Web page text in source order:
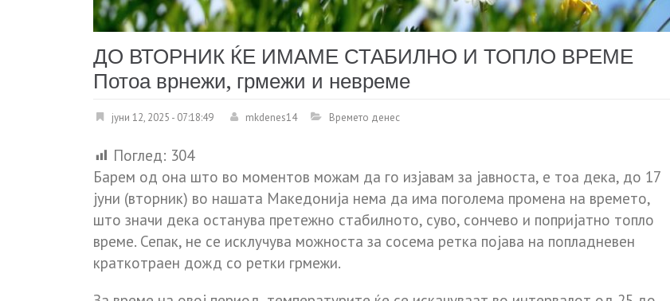
ДО ВТОРНИК ЌЕ ИМАМЕ СТАБИЛНО И ТОПЛО ВРЕМЕ
Потоа врнежи, грмежи и невреме
јуни 12, 2025 - 07:18:49 mkdenes14 Времето денес
Поглед: 304
Бaрем од она што во моментов можам да го изјавам за јавноста, е тоа дека, до 17
јуни (вторник) во нашата Македонија нема да има поголема промена на времето,
што значи дека останува претежно стабилното, суво, сончево и попријатно топло
време. Сепак, не се исклучува можноста за сосема ретка појава на попладневен
краткотраен дожд со ретки грмежи.